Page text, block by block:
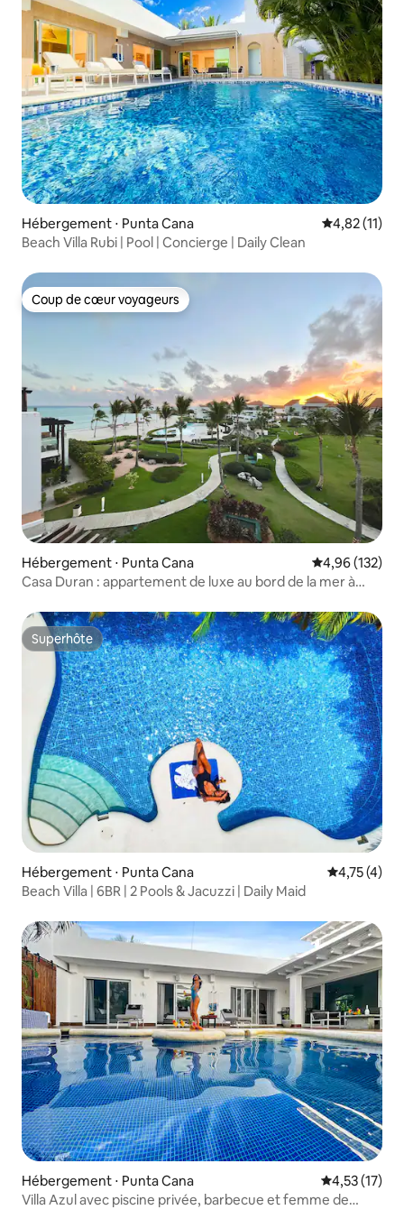
Hébergement ⋅ Punta Cana Évaluation
4,82 (11)
Beach Villa Rubi | Pool | Concierge | Daily Clean
Coup de cœur voyageurs
Coup de cœur voyageurs
Hébergement ⋅ Punta Cana Évaluation
4,96 (132)
Casa Duran : appartement de luxe au bord de la mer à
Superhôte
Superhôte
Hébergement ⋅ Punta Cana Évaluation
4,75 (4)
Beach Villa | 6BR | 2 Pools & Jacuzzi | Daily Maid
Hébergement ⋅ Punta Cana Évaluation
4,53 (17)
Villa Azul avec piscine privée, barbecue et femme de